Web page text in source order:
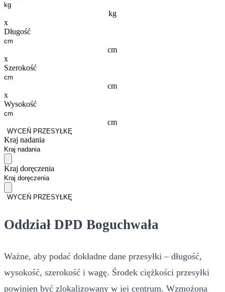
kg
x
Długość
cm
x
Szerokość
cm
x
Wysokość
cm
WYCEŃ PRZESYŁKĘ
Kraj nadania
Kraj doręczenia
WYCEŃ PRZESYŁKĘ
Oddział DPD Boguchwała
Ważne, aby podać dokładne dane przesyłki – długość,
wysokość, szerokość i wagę. Środek ciężkości przesyłki
powinien być zlokalizowany w jej centrum. Wzmożona